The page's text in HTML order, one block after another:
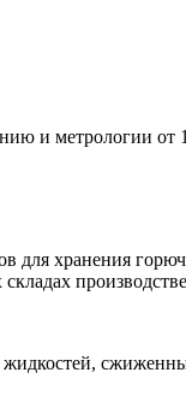
и метрологии от
для хранения